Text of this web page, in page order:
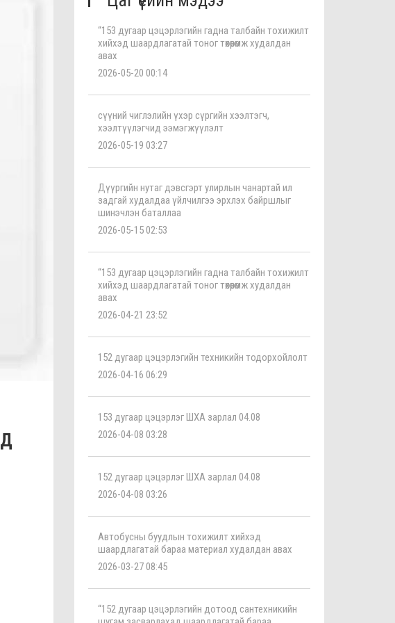
“153 дугаар цэцэрлэгийн гадна талбайн тохижилт
хийхэд шаардлагатай тоног төхөөрөмж худалдан
авах
2026-05-20 00:14
сүүний чиглэлийн үхэр сүргийн хээлтэгч,
хээлтүүлэгчид ээмэгжүүлэлт
2026-05-19 03:27
Дүүргийн нутаг дэвсгэрт улирлын чанартай ил
задгай худалдаа үйлчилгээ эрхлэх байршлыг
шинэчлэн баталлаа
2026-05-15 02:53
“153 дугаар цэцэрлэгийн гадна талбайн тохижилт
хийхэд шаардлагатай тоног төхөөрөмж худалдан
авах
2026-04-21 23:52
152 дугаар цэцэрлэгийн техникийн тодорхойлолт
2026-04-16 06:29
153 дугаар цэцэрлэг ШХА зарлал 04.08
2026-04-08 03:28
152 дугаар цэцэрлэг ШХА зарлал 04.08
2026-04-08 03:26
Автобусны буудлын тохижилт хийхэд
шаардлагатай бараа материал худалдан авах
2026-03-27 08:45
“152 дугаар цэцэрлэгийн дотоод сантехникийн